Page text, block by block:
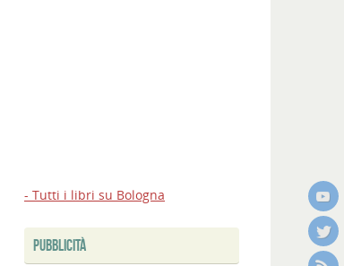
Passante,
- Tutti i libri su Bologna
PUBBLICITÀ